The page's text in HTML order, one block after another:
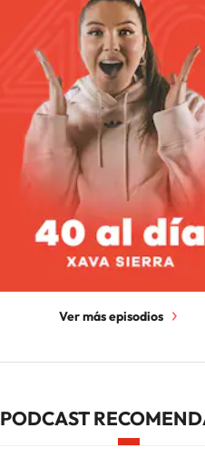
Ver más episodios
PODCAST